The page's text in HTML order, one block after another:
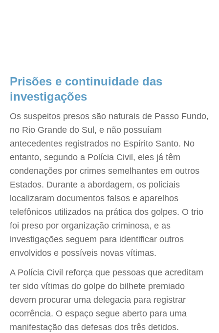
Prisões e continuidade das
investigações
Os suspeitos presos são naturais de Passo Fundo,
no Rio Grande do Sul, e não possuíam
antecedentes registrados no Espírito Santo. No
entanto, segundo a Polícia Civil, eles já têm
condenações por crimes semelhantes em outros
Estados. Durante a abordagem, os policiais
localizaram documentos falsos e aparelhos
telefônicos utilizados na prática dos golpes. O trio
foi preso por organização criminosa, e as
investigações seguem para identificar outros
envolvidos e possíveis novas vítimas.
A Polícia Civil reforça que pessoas que acreditam
ter sido vítimas do golpe do bilhete premiado
devem procurar uma delegacia para registrar
ocorrência. O espaço segue aberto para uma
manifestação das defesas dos três detidos.